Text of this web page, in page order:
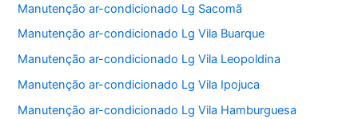
Manutenção ar-condicionado Lg Sacomã
Manutenção ar-condicionado Lg Vila Buarque
Manutenção ar-condicionado Lg Vila Leopoldina
Manutenção ar-condicionado Lg Vila Ipojuca
Manutenção ar-condicionado Lg Vila Hamburguesa